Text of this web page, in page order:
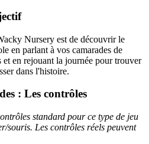
Nursery est de découvrir le
en parlant à vos camarades de
et en rejouant la journée pour trouver
dans l'histoire.
: Les contrôles
standard pour ce type de jeu
souris. Les contrôles réels peuvent